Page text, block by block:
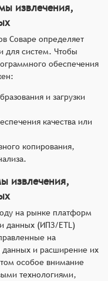
извлечения,
Соваре определяет
для систем. Чтобы
обеспечения
и загрузки
качества или
копирования,
извлечения,
на рынке платформ
данных (ИПЗ/ETL)
на
и расширение их
особое внимание
технологиями,